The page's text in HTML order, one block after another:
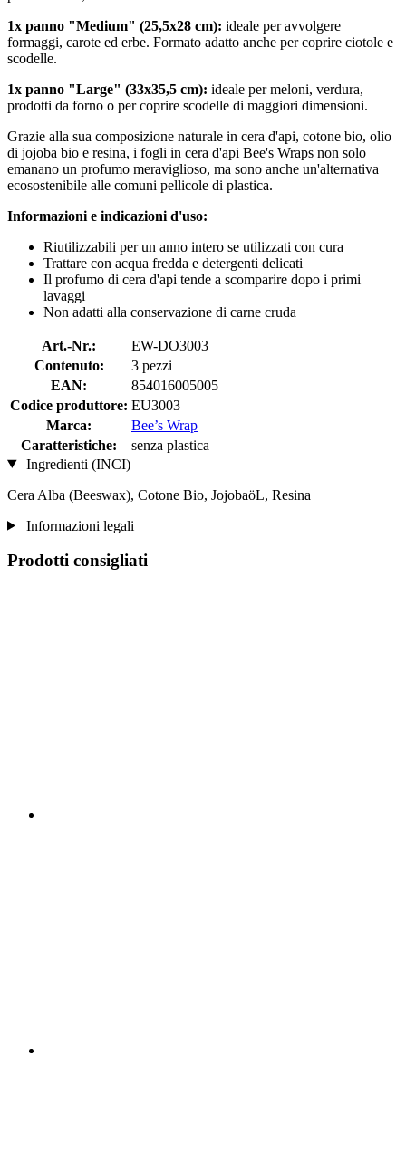
1x panno "Medium" (25,5x28 cm): ideale per avvolgere
formaggi, carote ed erbe. Formato adatto anche per coprire ciotole e
scodelle.
1x panno "Large" (33x35,5 cm): ideale per meloni, verdura,
prodotti da forno o per coprire scodelle di maggiori dimensioni.
Grazie alla sua composizione naturale in cera d'api, cotone bio, olio
di jojoba bio e resina, i fogli in cera d'api Bee's Wraps non solo
emanano un profumo meraviglioso, ma sono anche un'alternativa
ecosostenibile alle comuni pellicole di plastica.
Informazioni e indicazioni d'uso:
Riutilizzabili per un anno intero se utilizzati con cura
Trattare con acqua fredda e detergenti delicati
Il profumo di cera d'api tende a scomparire dopo i primi
lavaggi
Non adatti alla conservazione di carne cruda
Art.-Nr.:
EW-DO3003
Contenuto:
3 pezzi
EAN:
854016005005
Codice produttore: EU3003
Marca:
Bee’s Wrap
Caratteristiche:
senza plastica
Ingredienti (INCI)
Cera Alba (Beeswax), Cotone Bio, JojobaöL, Resina
Informazioni legali
Prodotti consigliati